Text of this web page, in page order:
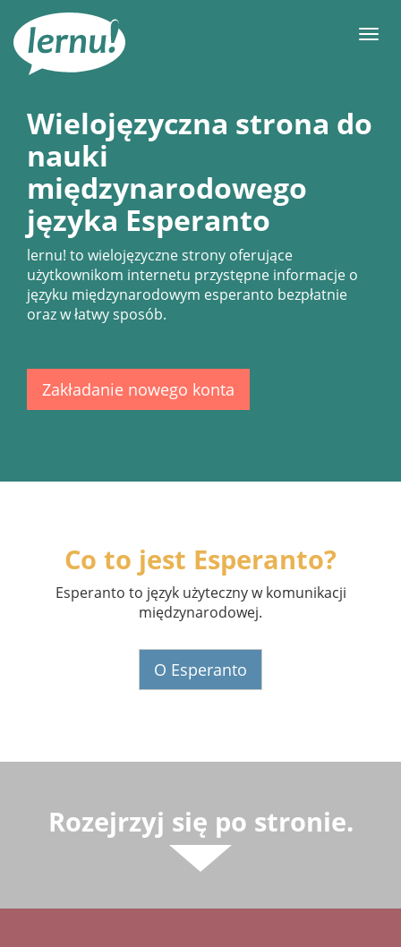
Wielojęzyczna strona do
nauki
międzynarodowego
języka Esperanto
lernu! to wielojęzyczne strony oferujące
użytkownikom internetu przystępne informacje o
języku międzynarodowym esperanto bezpłatnie
oraz w łatwy sposób.
Zakładanie nowego konta
Co to jest Esperanto?
Esperanto to język użyteczny w komunikacji
międzynarodowej.
O Esperanto
Rozejrzyj się po stronie.